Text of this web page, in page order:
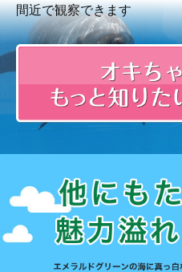
間近で観察できます